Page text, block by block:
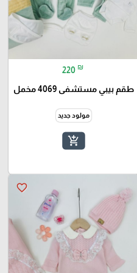
220 ₪
طقم بيبي مستشفى 4069 مخمل
مولود جديد
add_shopping_cart
favorite_border